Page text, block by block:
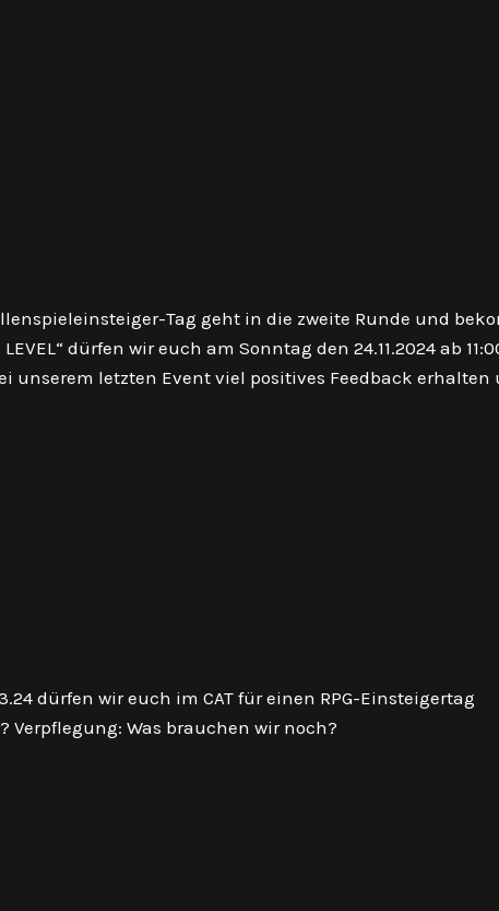
Tag geht in die zweite Runde und
dürfen wir euch am Sonntag den 24.11.2024 ab
unserem letzten Event viel positives Feedback erhalten
dürfen wir euch im CAT für einen RPG-Einsteigertag
Verpflegung: Was brauchen wir noch?